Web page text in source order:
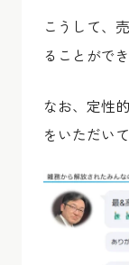
こうして、
ることがで
なお、定性
をいただい